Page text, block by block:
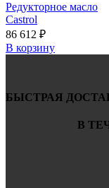
Редукторное масло
Castrol
86 612 ₽
В корзину
БЫСТРАЯ
В